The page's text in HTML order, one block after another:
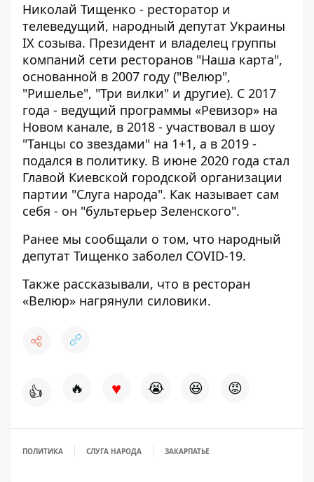
Николай Тищенко - ресторатор и
телеведущий, народный депутат Украины
IX созыва. Президент и владелец группы
компаний сети ресторанов "Наша карта",
основанной в 2007 году ("Велюр",
"Ришелье", "Три вилки" и другие). С 2017
года - ведущий программы «Ревизор» на
Новом канале, в 2018 - участвовал в шоу
"Танцы со звездами" на 1+1, а в 2019 -
подался в политику. В июне 2020 года стал
Главой Киевской городской организации
партии "Слуга народа". Как называет сам
себя - он "бультерьер Зеленского".
Ранее мы сообщали о том, что народный
депутат Тищенко заболел COVID-19.
Также рассказывали, что в ресторан
«Велюр» нагрянули силовики.
👍 🔥 ♥ 😭 😆 😡
ПОЛИТИКА СЛУГА НАРОДА ЗАКАРПАТЬЕ